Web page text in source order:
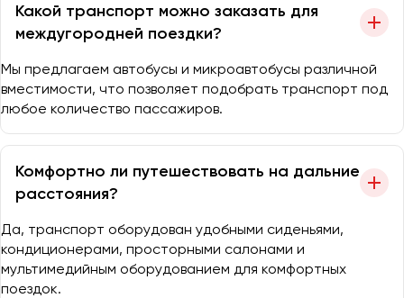
Какой транспорт можно заказать для
междугородней поездки?
Мы предлагаем автобусы и микроавтобусы различной
вместимости, что позволяет подобрать транспорт под
любое количество пассажиров.
Комфортно ли путешествовать на дальние
расстояния?
Да, транспорт оборудован удобными сиденьями,
кондиционерами, просторными салонами и
мультимедийным оборудованием для комфортных
поездок.